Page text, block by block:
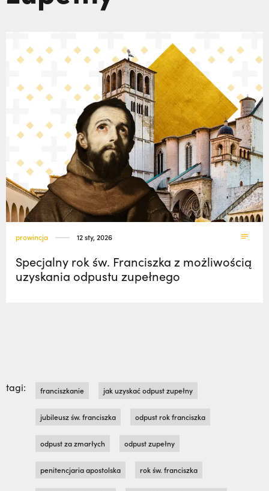
klasztory
ochrona małoletnich
święci
polskich misjonarzy? | JESTEM,
prowincja 12 sty, 2026
Specjalny rok św. Franciszka z możliwością
uzyskania odpustu zupełnego
tagi: franciszkanie jak uzyskać odpust zupełny
jubileusz św. franciszka odpust rok franciszka
odpust za zmarłych odpust zupełny
penitencjaria apostolska rok św. franciszka